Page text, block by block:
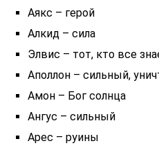
Аякс – герой
Алкид – сила
Элвис – тот, кто все
Аполлон – сильный,
Амон – Бог солнца
Ангус – сильный
Арес – руины